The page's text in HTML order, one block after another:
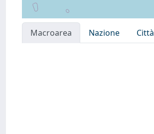
Macroarea Nazione Città